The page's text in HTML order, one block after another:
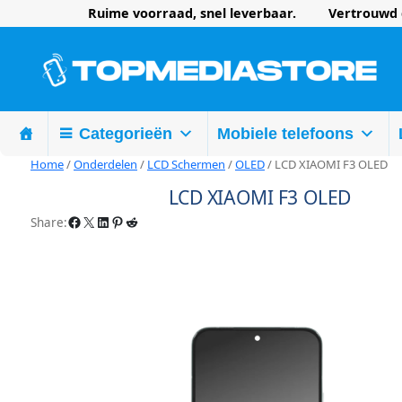
Ruime voorraad, snel leverbaar.
Categorieën Mobiele telefoons
Home/Onderdelen / LCD Schermen /OLED/ LCD XIAOMI F3 OLED
LCD XIAOMI F3 OLED
Share:Facebook X LinkedIn Pinterest Reddit